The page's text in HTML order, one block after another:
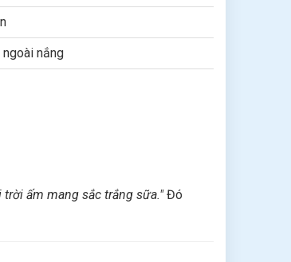
nắng
ấm mang sắc trắng sữa."Đó